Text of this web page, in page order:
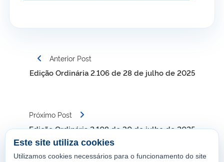
Navegação
Anterior Post
Edição Ordinária 2.106 de 28 de julho de 2025
Próximo Post
Edição Ordinária 2.108 de 30 de julho de 2025
Este site utiliza cookies
Utilizamos cookies necessários para o funcionamento do site